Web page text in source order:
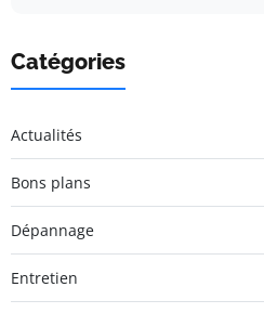
Catégories
Actualités
Bons plans
Dépannage
Entretien